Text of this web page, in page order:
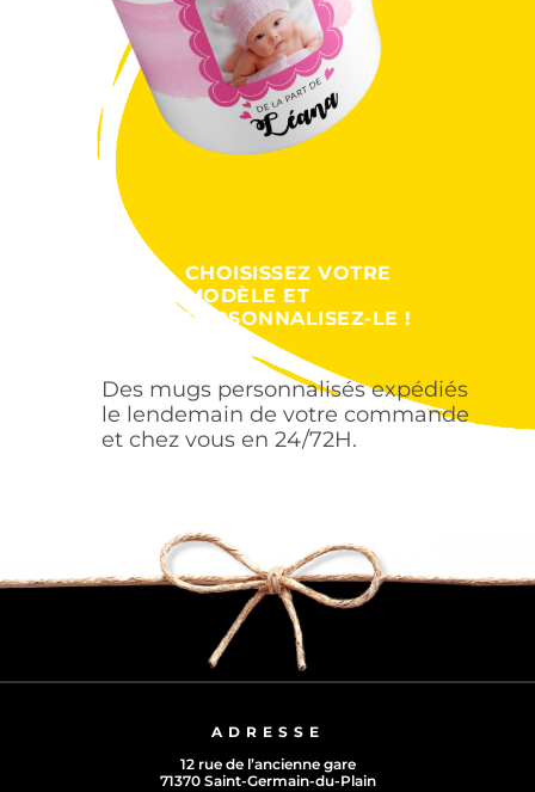
CHOISISSEZ VOTRE
MODÈLE ET
PERSONNALISEZ-LE !
Des mugs personnalisés expédiés
le lendemain de votre commande
et chez vous en 24/72H.
ADRESSE
12 rue de l’ancienne gare
71370 Saint-Germain-du-Plain